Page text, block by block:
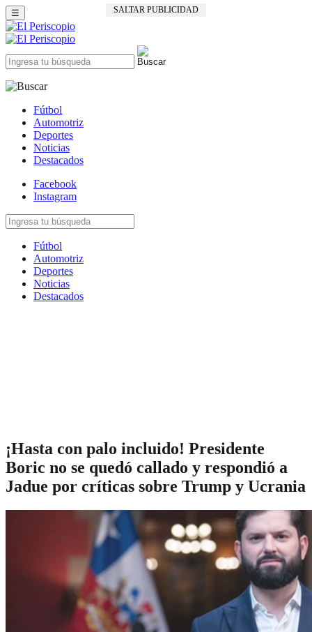
SALTAR PUBLICIDAD
☰
Fútbol
Automotriz
Deportes
Noticias
Destacados
Facebook
Instagram
Fútbol
Automotriz
Deportes
Noticias
Destacados
¡Hasta con palo incluido! Presidente
Boric no se quedó callado y respondió a
Jadue por críticas sobre Trump y Ucrania